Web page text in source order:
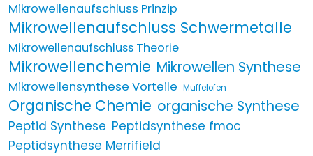
Mikrowellenaufschluss Prinzip
Mikrowellenaufschluss Schwermetalle
Mikrowellenaufschluss Theorie
Mikrowellenchemie Mikrowellen Synthese
Mikrowellensynthese Vorteile Muffelofen
Organische Chemie organische Synthese
Peptid Synthese Peptidsynthese fmoc
Peptidsynthese Merrifield